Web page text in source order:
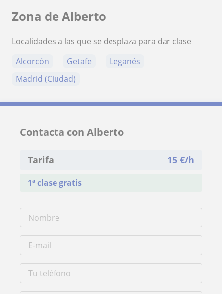
Zona de Alberto
Localidades a las que se desplaza para dar clase
Alcorcón
Getafe
Leganés
Madrid (Ciudad)
Contacta con Alberto
Tarifa 15 €/h
1ª clase gratis